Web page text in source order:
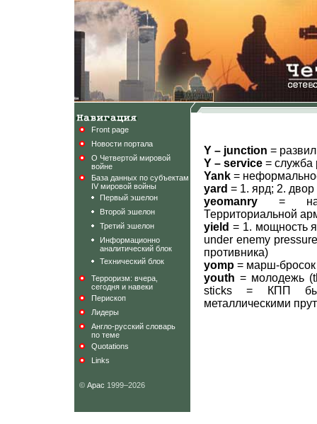
Front page
Новости портала
О Четвертой мировой
войне
База данных по субъектам
IV мировой войны
Первый эшелон
Второй эшелон
Третий эшелон
Информационно
аналитический блок
Технический блок
Терроризм: вчера,
сегодня и навеки
Перископ
Лидеры
Англо-русский словарь
по теме
Quotations
Links
© Арас 1999–2026
Y – junction =
Y – service = служба
Yank =
yard = 1. ярд; 2. двор
yeomanry =
Территориальной
yield = 1. мощность
under enemy
противника)
yomp = марш-
youth = молодежь
sticks = КПП был
металлическими